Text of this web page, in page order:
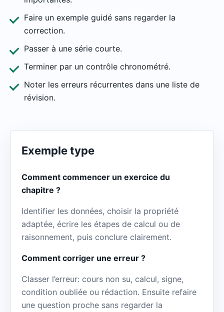
Faire un exemple guidé sans regarder la
correction.
Passer à une série courte.
Terminer par un contrôle chronométré.
Noter les erreurs récurrentes dans une liste de
révision.
Exemple type
Comment commencer un exercice du
chapitre ?
Identifier les données, choisir la propriété
adaptée, écrire les étapes de calcul ou de
raisonnement, puis conclure clairement.
Comment corriger une erreur ?
Classer l’erreur: cours non su, calcul, signe,
condition oubliée ou rédaction. Ensuite refaire
une question proche sans regarder la